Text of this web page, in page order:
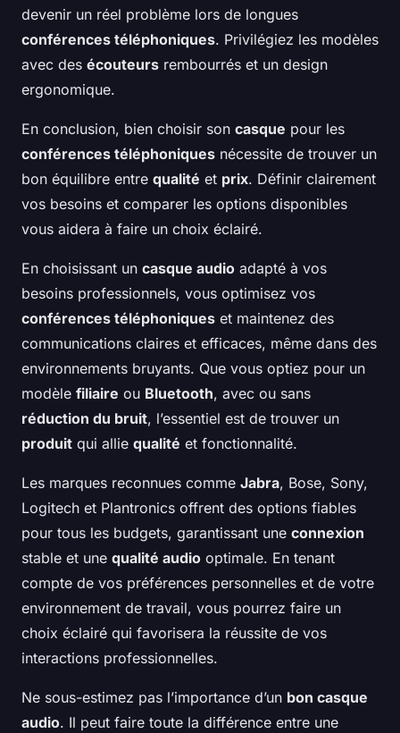
devenir un réel problème lors de longues
conférences téléphoniques. Privilégiez les modèles
avec des écouteurs rembourrés et un design
ergonomique.
En conclusion, bien choisir son casque pour les
conférences téléphoniques nécessite de trouver un
bon équilibre entre qualité et prix. Définir clairement
vos besoins et comparer les options disponibles
vous aidera à faire un choix éclairé.
En choisissant un casque audio adapté à vos
besoins professionnels, vous optimisez vos
conférences téléphoniques et maintenez des
communications claires et efficaces, même dans des
environnements bruyants. Que vous optiez pour un
modèle filiaire ou Bluetooth, avec ou sans
réduction du bruit, l’essentiel est de trouver un
produit qui allie qualité et fonctionnalité.
Les marques reconnues comme Jabra, Bose, Sony,
Logitech et Plantronics offrent des options fiables
pour tous les budgets, garantissant une connexion
stable et une qualité audio optimale. En tenant
compte de vos préférences personnelles et de votre
environnement de travail, vous pourrez faire un
choix éclairé qui favorisera la réussite de vos
interactions professionnelles.
Ne sous-estimez pas l’importance d’un bon casque
audio. Il peut faire toute la différence entre une